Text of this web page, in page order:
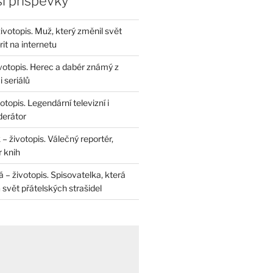
Muž, který změnil svět
na internetu
Herec a dabér známý z
seriálů
Legendární televizní i
životopis. Válečný reportér,
knih
– životopis. Spisovatelka, která
přátelských strašidel